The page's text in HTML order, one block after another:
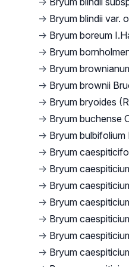
→ Bryum blindii var.
→ Bryum boreum
→ Bryum
→ Bryum
→ Bryum brownii
→ Bryum bryoides
→ Bryum buchense
→ Bryum bulbifolium
→ Bryum
→ Bryum
→ Bryum
→ Bryum
→ Bryum
→ Bryum
→ Bryum